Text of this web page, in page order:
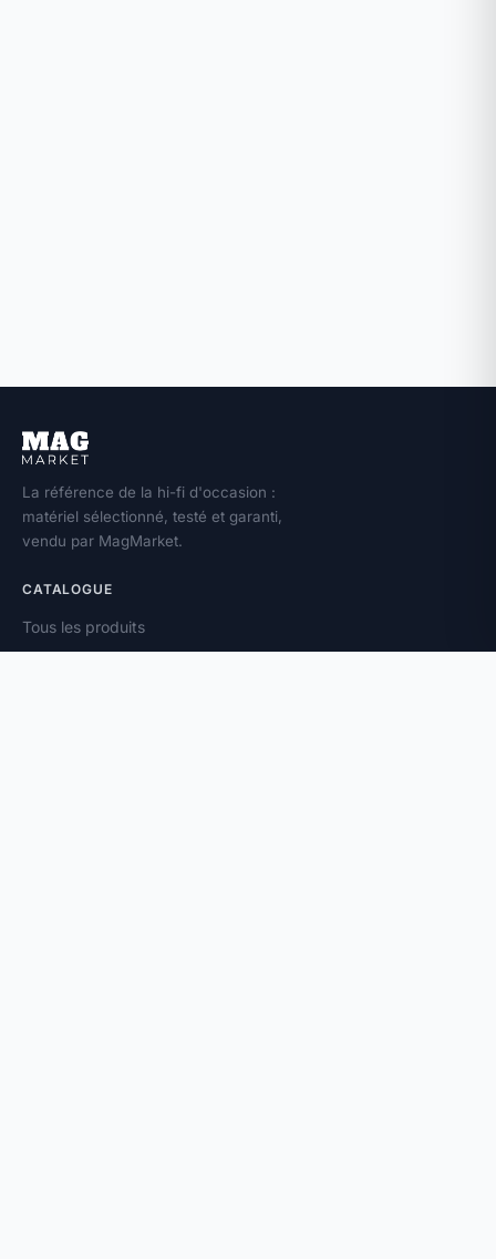
La référence de la hi-fi d'occasion :
matériel sélectionné, testé et garanti,
vendu par MagMarket.
CATALOGUE
Tous les produits
Toutes les marques